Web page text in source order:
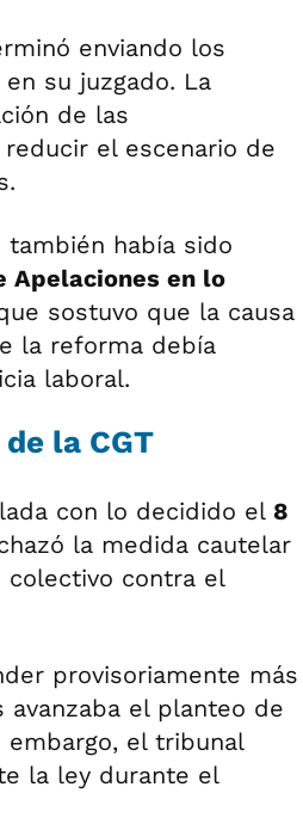
enviando los
su juzgado. La
de las
reducir el escenario de
había sido
Apelaciones en lo
sostuvo que la causa
la reforma debía
laboral.
la CGT
con lo decidido el 8
la medida cautelar
colectivo contra el
provisoriamente más
el planteo de
el tribunal
la ley durante el